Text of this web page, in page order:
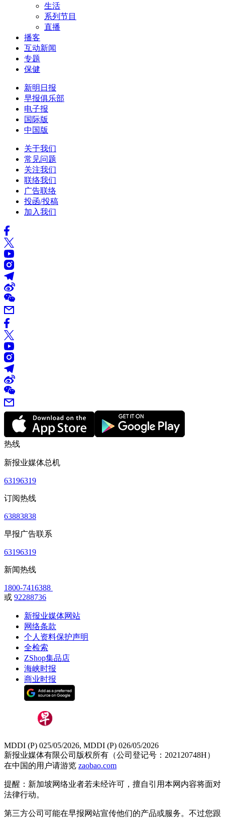
生活
系列节目
直播
播客
互动新闻
专题
保健
新明日报
早报俱乐部
电子报
国际版
中国版
关于我们
常见问题
关注我们
联络我们
广告联络
投函/投稿
加入我们
热线
新报业媒体总机
63196319
订阅热线
63883838
早报广告联系
63196319
新闻热线
1800-7416388
或 92288736
新报业媒体网站
网络条款
个人资料保护声明
全检索
ZShop集品店
海峡时报
商业时报
MDDI (P) 025/05/2026, MDDI (P) 026/05/2026
新报业媒体有限公司版权所有（公司登记号：202120748H）
在中国的用户请游览 zaobao.com
提醒：新加坡网络业者若未经许可，擅自引用本网内容将面对
法律行动。
第三方公司可能在早报网站宣传他们的产品或服务。不过您跟